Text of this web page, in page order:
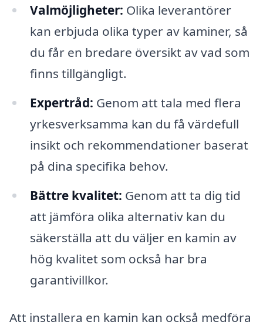
Valmöjligheter: Olika leverantörer
kan erbjuda olika typer av kaminer, så
du får en bredare översikt av vad som
finns tillgängligt.
Expertråd: Genom att tala med flera
yrkesverksamma kan du få värdefull
insikt och rekommendationer baserat
på dina specifika behov.
Bättre kvalitet: Genom att ta dig tid
att jämföra olika alternativ kan du
säkerställa att du väljer en kamin av
hög kvalitet som också har bra
garantivillkor.
Att installera en kamin kan också medföra